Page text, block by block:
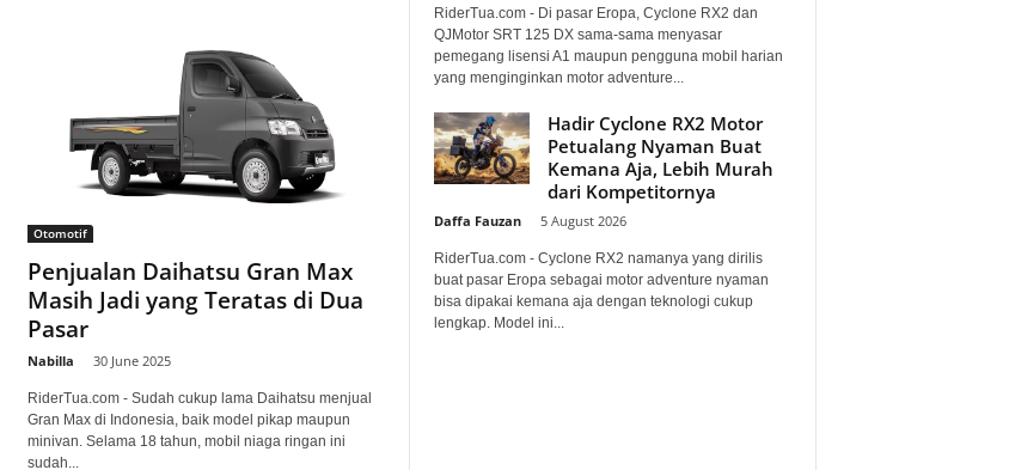
Otomotif
Penjualan Daihatsu Gran Max
Masih Jadi yang Teratas di Dua
Pasar
Nabilla 30 June 2025
RiderTua.com - Sudah cukup lama Daihatsu menjual
Gran Max di Indonesia, baik model pikap maupun
minivan. Selama 18 tahun, mobil niaga ringan ini
sudah...
RiderTua.com - Di pasar Eropa, Cyclone RX2 dan
QJMotor SRT 125 DX sama-sama menyasar
pemegang lisensi A1 maupun pengguna mobil harian
yang menginginkan motor adventure...
Hadir Cyclone RX2 Motor
Petualang Nyaman Buat
Kemana Aja, Lebih Murah
dari Kompetitornya
Daffa Fauzan 5 August 2026
RiderTua.com - Cyclone RX2 namanya yang dirilis
buat pasar Eropa sebagai motor adventure nyaman
bisa dipakai kemana aja dengan teknologi cukup
lengkap. Model ini...